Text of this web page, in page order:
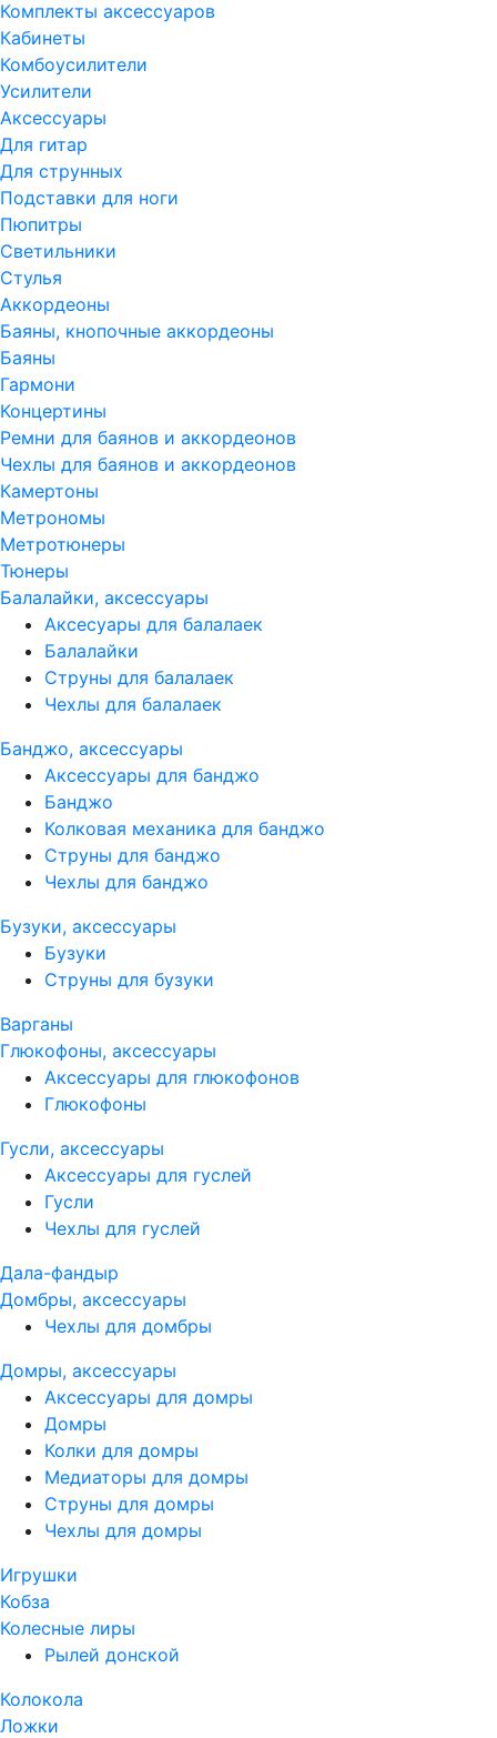
Комплекты аксессуаров
Кабинеты
Комбоусилители
Усилители
Аксессуары
Для гитар
Для струнных
Подставки для ноги
Пюпитры
Светильники
Стулья
Аккордеоны
Баяны, кнопочные аккордеоны
Баяны
Гармони
Концертины
Ремни для баянов и аккордеонов
Чехлы для баянов и аккордеонов
Камертоны
Метрономы
Метротюнеры
Тюнеры
Балалайки, аксессуары
Аксесуары для балалаек
Балалайки
Струны для балалаек
Чехлы для балалаек
Банджо, аксессуары
Аксессуары для банджо
Банджо
Колковая механика для банджо
Струны для банджо
Чехлы для банджо
Бузуки, аксессуары
Бузуки
Струны для бузуки
Варганы
Глюкофоны, аксессуары
Аксессуары для глюкофонов
Глюкофоны
Гусли, аксессуары
Аксессуары для гуслей
Гусли
Чехлы для гуслей
Дала-фандыр
Домбры, аксессуары
Чехлы для домбры
Домры, аксессуары
Аксессуары для домры
Домры
Колки для домры
Медиаторы для домры
Струны для домры
Чехлы для домры
Игрушки
Кобза
Колесные лиры
Рылей донской
Колокола
Ложки